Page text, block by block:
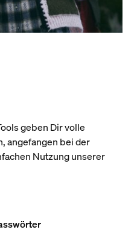
geben Dir volle
angefangen bei der
Nutzung unserer